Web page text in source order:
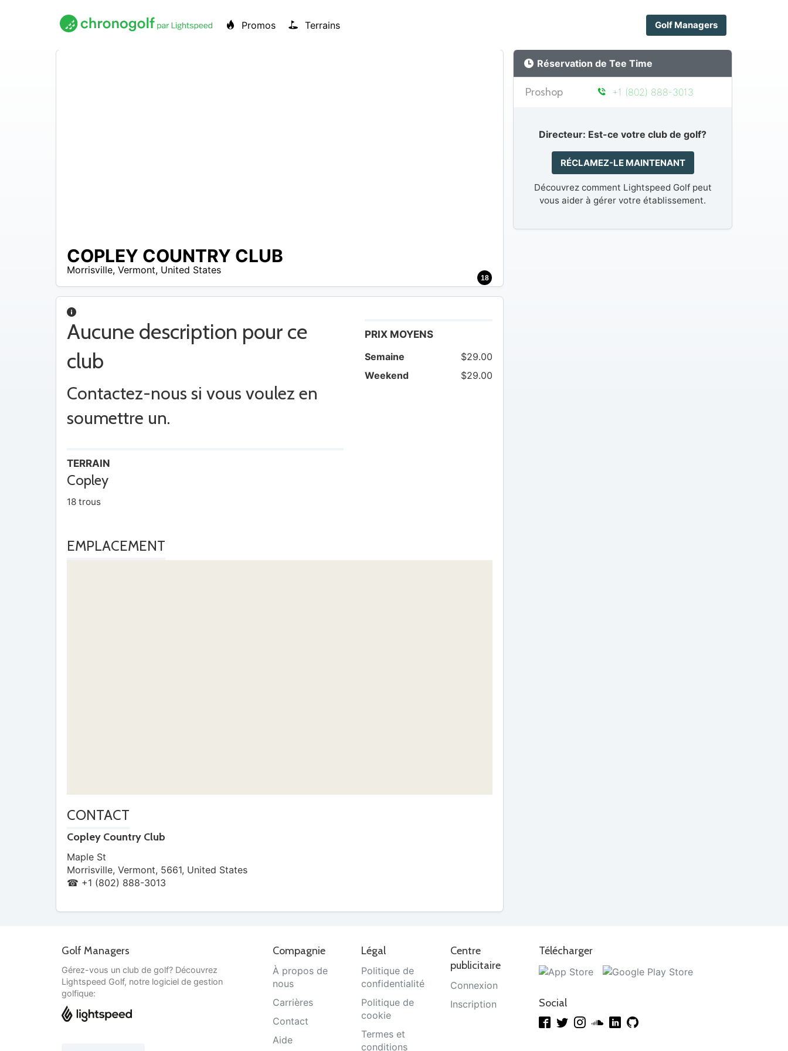
Promos Terrains Golf Managers
18
COPLEY COUNTRY CLUB
Morrisville, Vermont, United States
Aucune description pour ce
club
Contactez-nous si vous voulez en
soumettre un.
TERRAIN
Copley
18 trous
PRIX MOYENS
Semaine
$29.00
Weekend
$29.00
EMPLACEMENT
CONTACT
Copley Country Club
Maple St
Morrisville, Vermont, 5661, United States
☎ +1 (802) 888-3013
Réservation de Tee Time
Proshop +1 (802) 888-3013
Directeur: Est-ce votre club de golf?
RÉCLAMEZ-LE MAINTENANT
Découvrez comment Lightspeed Golf peut
vous aider à gérer votre établissement.
Golf Managers
Gérez-vous un club de golf? Découvrez
Lightspeed Golf, notre logiciel de gestion
golfique:
Compagnie
À propos de
nous
Carrières
Contact
Aide
Légal
Politique de
confidentialité
Politique de
cookie
Termes et
conditions
Centre
publicitaire
Connexion
Inscription
Télécharger
Social